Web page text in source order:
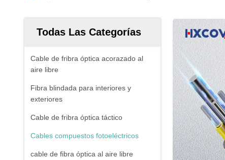
Todas Las Categorías
Cable de fribra óptica acorazado al
aire libre
Fibra blindada para interiores y
exteriores
Cable de fribra óptica táctico
Cables compuestos fotoeléctricos
cable de fibra óptica al aire libre